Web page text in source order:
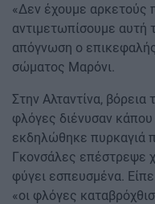
«Δεν έχουμε αρκετούς
αντιμετωπίσουμε αυτή
απόγνωση ο
σώματος Μαρόνι.
Στην Αλταντίνα,
φλόγες διένυσαν
εκδηλώθηκε πυρκαγιά
Γκονσάλες επέστρεψε
φύγει εσπευσμένα.
«οι φλόγες